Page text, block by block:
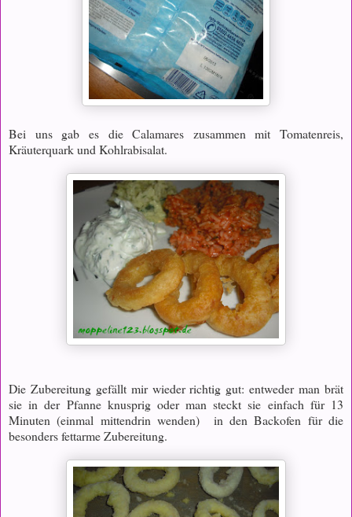
Bei uns gab es die Calamares zusammen mit Tomatenreis,
Kräuterquark und Kohlrabisalat.
Die Zubereitung gefällt mir wieder richtig gut: entweder man brät
sie in der Pfanne knusprig oder man steckt sie einfach für 13
Minuten (einmal mittendrin wenden) in den Backofen für die
besonders fettarme Zubereitung.